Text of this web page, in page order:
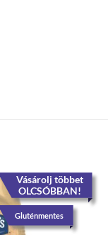
Vásárolj többet
OLCSÓBBAN!
Gluténmentes